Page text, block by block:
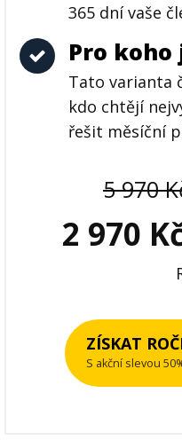
365 dní vaše
Pro koho
Tato varianta
kdo chtějí
řešit měsíční
5 970
2 970
ZÍSKAT
S akční slevou